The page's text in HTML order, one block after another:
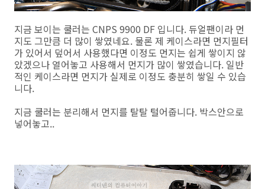
지금 보이는 쿨러는 CNPS 9900 DF 입니다. 듀얼팬이라 먼
지도 그만큼 더 많이 쌓였네요. 물론 제 케이스라면 먼지필터
가 있어서 덮어서 사용했다면 이정도 먼지는 쉽게 쌓이지 않
았겠으나 열어놓고 사용해서 먼지가 많이 쌓였습니다. 일반
적인 케이스라면 먼지가 실제로 이정도 충분히 쌓일 수 있습
니다.
지금 쿨러는 분리해서 먼지를 탈탈 털어줍니다. 박스안으로
넣어놓고..